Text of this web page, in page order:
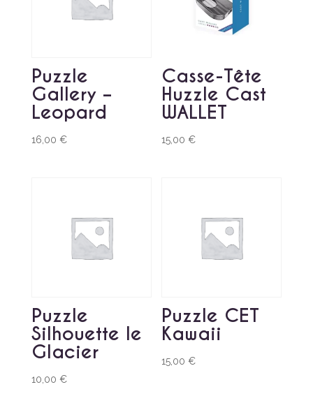
Puzzle
Gallery –
Leopard
16,00 €
Casse-Tête
Huzzle Cast
WALLET
15,00€
Puzzle
Silhouette le
Glacier
10,00 €
Puzzle CET
Kawaii
15,00€